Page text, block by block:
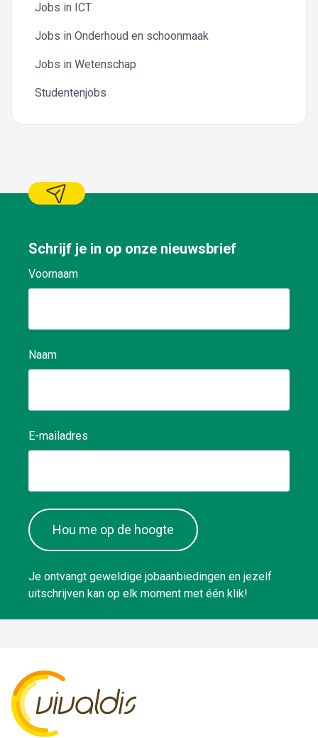
Jobs in ICT
Jobs in Onderhoud en schoonmaak
Jobs in Wetenschap
Studentenjobs
Schrijf je in op onze nieuwsbrief
Voornaam
Naam
E-mailadres
Hou me op de hoogte
Je ontvangt geweldige jobaanbiedingen en jezelf
uitschrijven kan op elk moment met één klik!